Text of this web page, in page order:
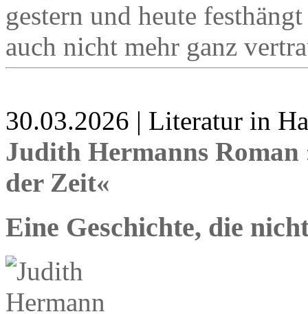
gestern und heute
auch nicht mehr ganz
30.03.2026 | Literatur in
Judith Hermanns
der Zeit«
Eine Geschichte, die